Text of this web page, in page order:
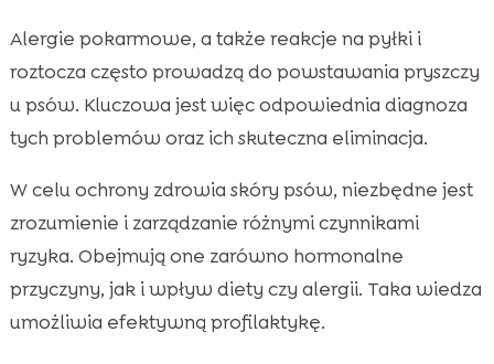
Alergie pokarmowe, a także reakcje na pyłki i
roztocza często prowadzą do powstawania pryszczy
u psów. Kluczowa jest więc odpowiednia diagnoza
tych problemów oraz ich skuteczna eliminacja.
W celu ochrony zdrowia skóry psów, niezbędne jest
zrozumienie i zarządzanie różnymi czynnikami
ryzyka. Obejmują one zarówno hormonalne
przyczyny, jak i wpływ diety czy alergii. Taka wiedza
umożliwia efektywną profilaktykę.